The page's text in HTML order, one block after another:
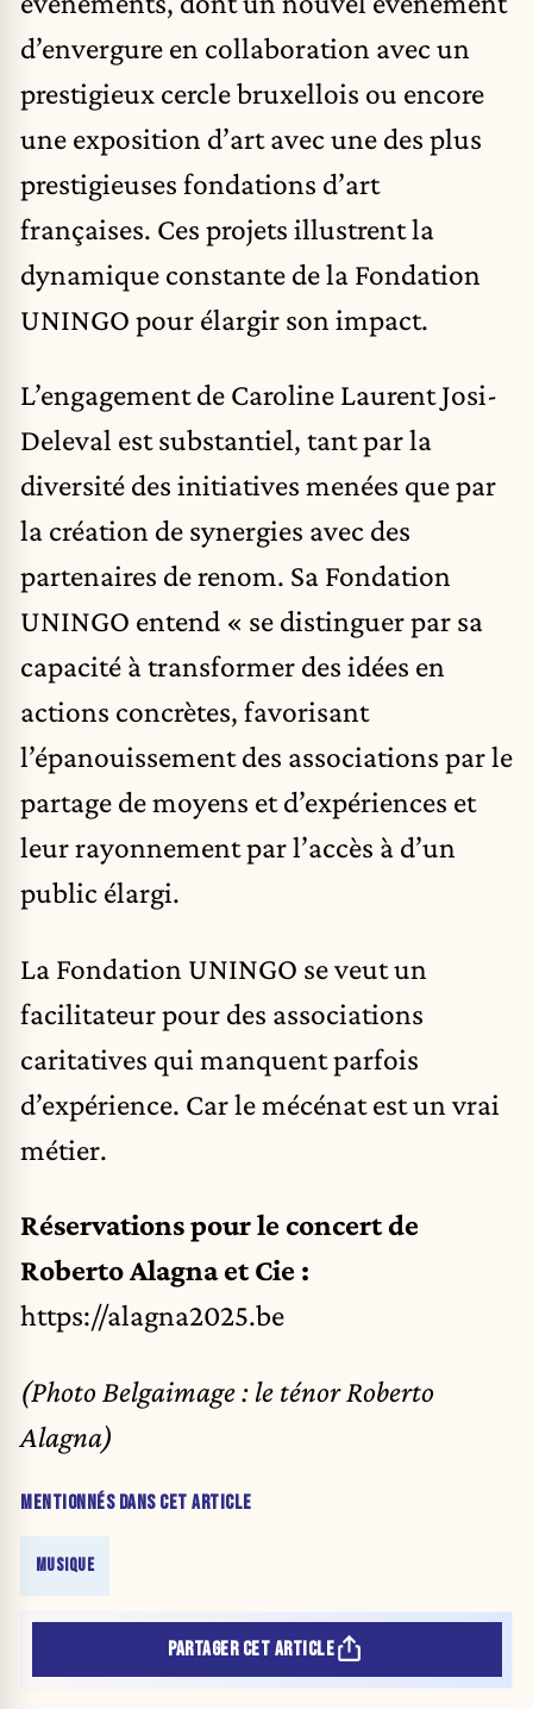
d’envergure en collaboration avec un
prestigieux cercle bruxellois ou encore
une exposition d’art avec une des plus
prestigieuses fondations d’art
françaises. Ces projets illustrent la
dynamique constante de la Fondation
UNINGO pour élargir son impact.
L’engagement de Caroline Laurent Josi-
Deleval est substantiel, tant par la
diversité des initiatives menées que par
la création de synergies avec des
partenaires de renom. Sa Fondation
UNINGO entend « se distinguer par sa
capacité à transformer des idées en
actions concrètes, favorisant
l’épanouissement des associations par le
partage de moyens et d’expériences et
leur rayonnement par l’accès à d’un
public élargi.
La Fondation UNINGO se veut un
facilitateur pour des associations
caritatives qui manquent parfois
d’expérience. Car le mécénat est un vrai
métier.
Réservations pour le concert de
Roberto Alagna et Cie :
https://alagna2025.be
(Photo Belgaimage : le ténor Roberto
Alagna)
MENTIONNÉS DANS CET ARTICLE
MUSIQUE
PARTAGER CET ARTICLE